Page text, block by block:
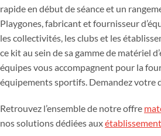
rapide en début de séance et un
Playgones, fabricant et fournisseur
les collectivités, les clubs et les
ce kit au sein de sa gamme de matériel
équipes vous accompagnent pour la
équipements sportifs. Demandez votre
Retrouvez l’ensemble de notre offre
nos solutions dédiées aux